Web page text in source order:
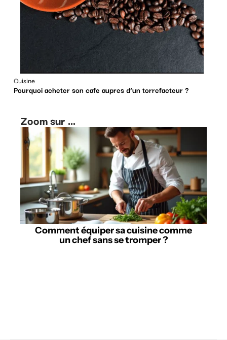
Cuisine
Pourquoi acheter son cafe aupres d’un torrefacteur ?
Zoom sur ...
Comment équiper sa cuisine comme
un chef sans se tromper ?